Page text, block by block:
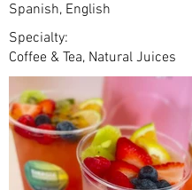
Spanish, English
Specialty:
Coffee & Tea, Natural Juices